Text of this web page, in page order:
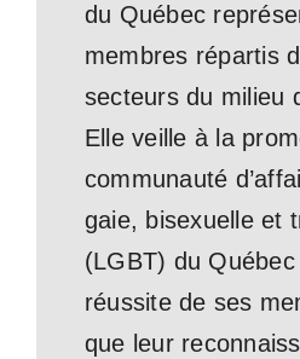
du Québec
membres répartis
secteurs du milieu
Elle veille à la
communauté
gaie, bisexuelle et
(LGBT) du
réussite de ses
que leur